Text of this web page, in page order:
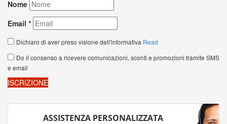
ASSISTENZA PERSONALIZZATA